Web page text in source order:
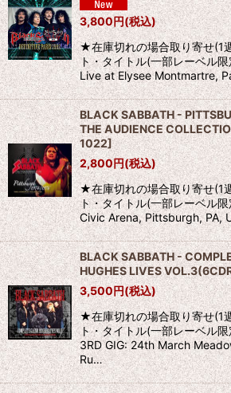
3,800円(税込)
★在庫切れの場合取り寄せ(1
ト・タイトル(一部レーベル
Live at Elysee Montmartre,
BLACK SABBATH -
THE AUDIENCE
1022]
2,800円(税込)
★在庫切れの場合取り寄せ(1
ト・タイトル(一部レーベル
Civic Arena, Pittsburgh, PA,
BLACK SABBATH -
HUGHES LIVES
3,500円(税込)
★在庫切れの場合取り寄せ(1
ト・タイトル(一部レーベル
3RD GIG: 24th March
Ru…